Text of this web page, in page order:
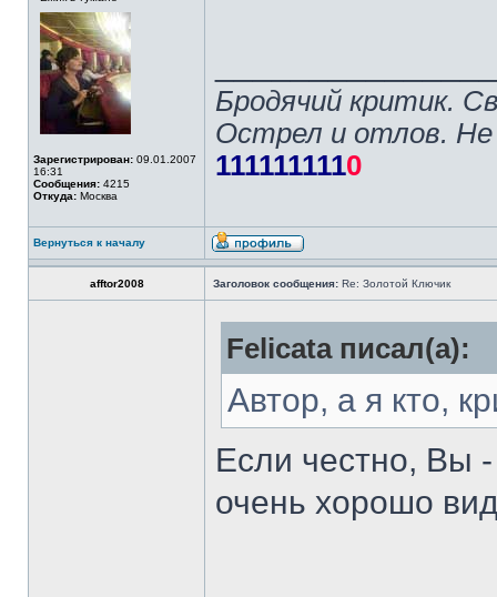
Зарегистрирован: 09.01.2007
16:31
Сообщения: 4215
Откуда: Москва
Бродячий критик.
Острел и отлов. Не
1111111110
Вернуться к началу
afftor2008 Заголовок сообщения: Re: Золотой Ключик
Felicata писал(а):
Автор, а я кто,
Если честно, Вы
очень хорошо